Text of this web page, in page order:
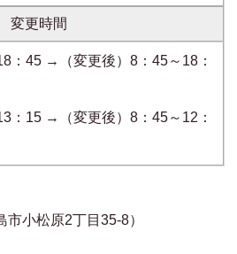
変更時間
：45 →（変更後）8：45～18：
：15 →（変更後）8：45～12：
市小松原2丁目35-8）